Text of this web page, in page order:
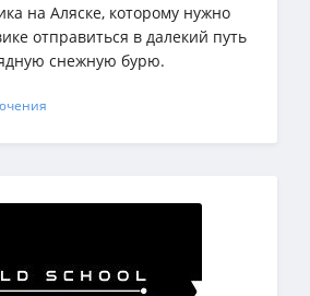
на Аляске, которому нужно
отправиться в далекий путь
снежную бурю.